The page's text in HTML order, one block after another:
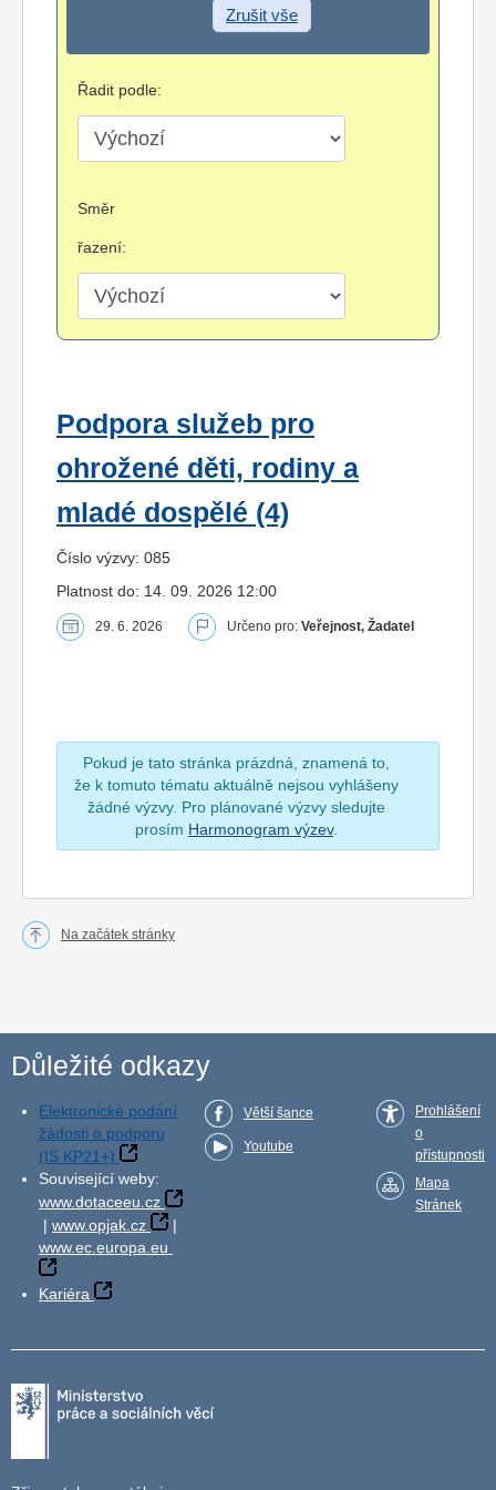
Zrušit vše
Řadit podle:
Směr
řazení:
Podpora služeb pro
ohrožené děti, rodiny a
mladé dospělé (4)
Číslo výzvy: 085
Platnost do: 14. 09. 2026 12:00
29. 6. 2026 Určeno pro: Veřejnost, Žadatel
Pokud je tato stránka prázdná, znamená to,
že k tomuto tématu aktuálně nejsou vyhlášeny
žádné výzvy. Pro plánované výzvy sledujte
prosím Harmonogram výzev.
Na začátek stránky
Důležité odkazy
Elektronické podání
žádosti o podporu
(IS KP21+)
Související weby:
www.dotaceeu.cz
| www.opjak.cz
|
www.ec.europa.eu
Kariéra
Větší šance
Youtube
Prohlášení
o
přístupnosti
Mapa
Stránek